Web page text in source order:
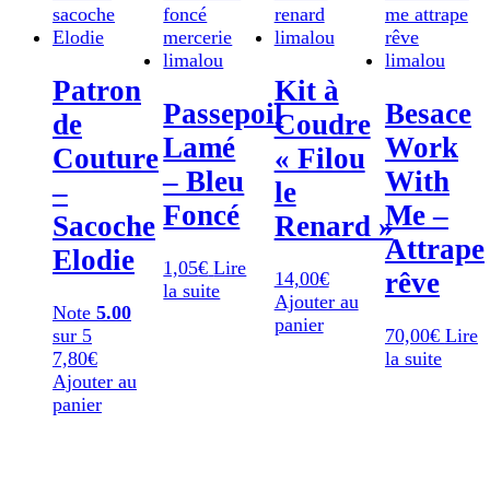
Patron
de
Couture
–
Sacoche
Elodie
Note 5.00
sur 5
7,80€
Ajouter au
panier
Passepoil
Lamé
– Bleu
Foncé
1,05€ Lire
la suite
Kit à
Coudre
« Filou
le
Renard »
14,00€
Ajouter au
panier
Besace
Work
With
Me –
Attrape
rêve
70,00€ Lire
la suite